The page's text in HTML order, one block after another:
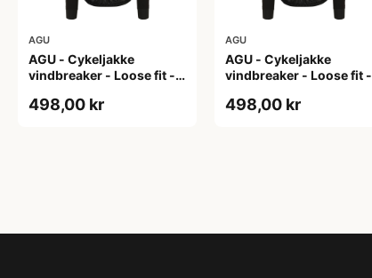
AGU
AGU - Cykeljakke
vindbreaker - Loose fit -
498,00 kr
AGU
AGU - Cykeljakke
vindbreaker - Loose fit -
498,00 kr